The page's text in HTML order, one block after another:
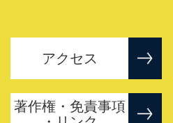
アクセス
著作権・免責事項